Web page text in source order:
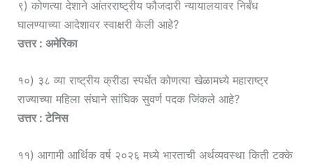
९) कोणत्या देशाने आंतरराष्ट्रीय फौजदारी न्यायालयावर निर्बंध
घालण्याच्या आदेशावर स्वाक्षरी केली आहे?
उत्तर : अमेरिका
१०) ३८ व्या राष्ट्रीय क्रीडा स्पर्धेत कोणत्या खेळामध्ये महाराष्ट्र
राज्याच्या महिला संघाने सांघिक सुवर्ण पदक जिंकले आहे?
उत्तर : टेनिस
११) आगामी आर्थिक वर्ष २०२६ मध्ये भारताची अर्थव्यवस्था किती टक्के